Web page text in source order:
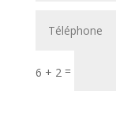
6 + 2 =